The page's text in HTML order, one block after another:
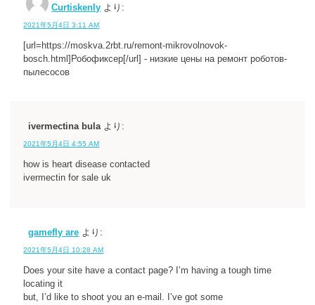
Curtiskenly より:
2021年5月4日 3:11 AM
[url=https://moskva.2rbt.ru/remont-mikrovolnovok-
bosch.html]Робофиксер[/url] - низкие цены на ремонт роботов-
пылесосов
ivermectina bula より:
2021年5月4日 4:55 AM
how is heart disease contacted
ivermectin for sale uk
gamefly are より:
2021年5月4日 10:28 AM
Does your site have a contact page? I’m having a tough time
locating it
but, I’d like to shoot you an e-mail. I’ve got some